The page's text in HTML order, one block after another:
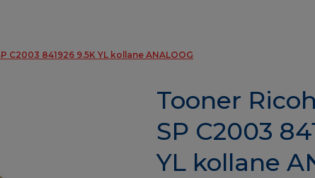
C2003 841926 9.5K YL kollane ANALOOG
Tooner
SP C2003
YL kollane